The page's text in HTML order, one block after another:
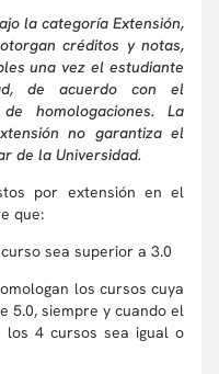
la categoría Extensión,
créditos y notas,
una vez el estudiante
de acuerdo con el
homologaciones. La
no garantiza el
de la Universidad.
por extensión en el
que:
sea superior a 3.0
los cursos cuya
5.0, siempre y cuando el
4 cursos sea igual o